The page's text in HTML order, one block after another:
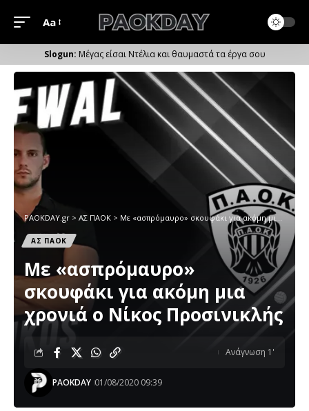
Μέγεθος
Γραμματοσειράς
Aa
Μέγας είσαι Ντέλια και θαυμαστά τα έργα σου
PAOKDAY.gr > ΑΣ ΠΑΟΚ > Με «ασπρόμαυρο» σκουφάκι για ακόμη μια χρονιά ο Νίκος Προσινικλής
ΑΣ ΠΑΟΚ
Με «ασπρόμαυρο»
σκουφάκι για ακόμη μια
χρονιά ο Νίκος Προσινικλής
PAOKDAY 01/08/2020 09:39
Ανάγνωση 1'